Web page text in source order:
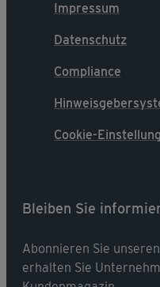
Impressum
Datenschutz
Compliance
Cookie-
Bleiben Sie
Abonnieren Sie
erhalten Sie